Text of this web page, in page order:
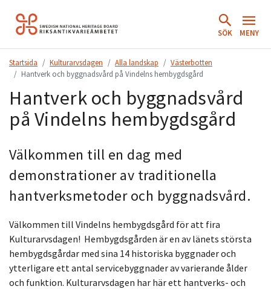
Hoppa
till
SÖK MENY
Startsida Kulturarvsdagen Alla landskap
Västerbotten
Hantverk och byggnadsvård på Vindelns hembygdsgård
Hantverk och byggnadsvård
på Vindelns hembygdsgård
Välkommen till en dag med
demonstrationer av traditionella
hantverksmetoder och byggnadsvård.
Välkommen till Vindelns hembygdsgård för att fira
Kulturarvsdagen! Hembygdsgården är en av länets största
hembygdsgårdar med sina 14 historiska byggnader och
ytterligare ett antal servicebyggnader av varierande ålder
och funktion. Kulturarvsdagen har här ett hantverks- och